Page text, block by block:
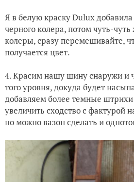
Я в белую краску Dulux
черного колера, потом чуть-
колеры, сразу перемешивайте,
получается цвет.
4. Красим нашу шину снаружи и
того уровня, докуда будет
добавляем более темные
увеличить сходство с фактурой
но можно вазон сделать и